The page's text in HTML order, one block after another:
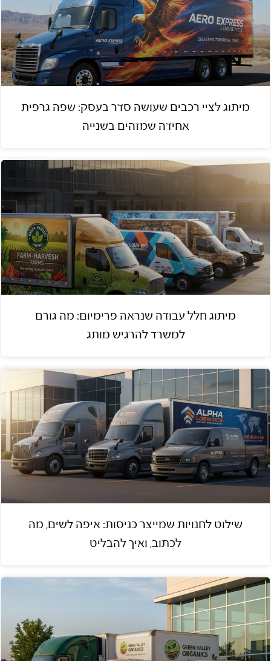
מיתוג לציי רכבים שעושה סדר בעסק: שפה גרפית
אחידה שמזהים בשנייה
מיתוג חלל עבודה שנראה פרימיום: מה גורם
למשרד להרגיש מותג
שילוט לחנויות שמייצר כניסות: איפה לשים, מה
לכתוב, ואיך להבליט